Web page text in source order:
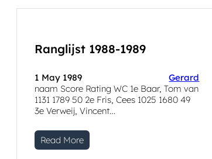
Ranglijst 1988-1989
1 May 1989
Gerard
naam Score Rating WC 1e Baar, Tom van
1131 1789 50 2e Fris, Cees 1025 1680 49
3e Verweij, Vincent…
Read More